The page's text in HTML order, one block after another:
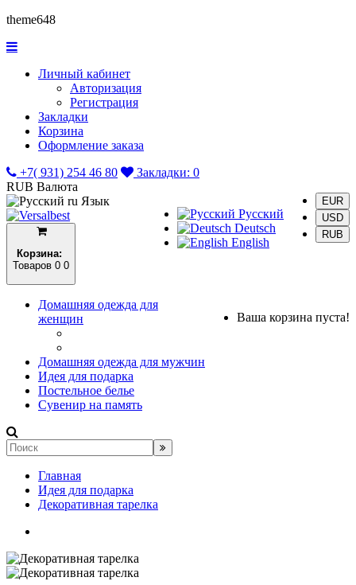
theme648
Личный кабинет
Авторизация
Регистрация
Закладки
Корзина
Оформление заказа
+7( 931) 254 46 80
Закладки: 0
RUB Валюта
EUR
USD
RUB
ru Язык
Русский
Deutsch
English
Корзина:
Товаров 0 0
Ваша корзина пуста!
Домашняя одежда для
женщин
Домашняя одежда для мужчин
Идея для подарка
Постельное белье
Сувенир на память
Главная
Идея для подарка
Декоративная тарелка